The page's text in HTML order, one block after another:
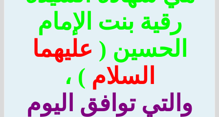
رقية بنت الإمام
الحسين (عليهما
السلام) ،
والتي توافق اليوم